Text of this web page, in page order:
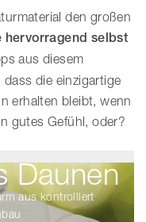
den großen
hervorragend selbst
aus diesem
die einzigartige
erhalten bleibt, wenn
gutes Gefühl, oder?
Daunen
aus kontrolliert